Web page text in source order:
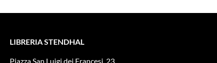
LIBRERIA STENDHAL
Piazza San Luigi dei Francesi, 23